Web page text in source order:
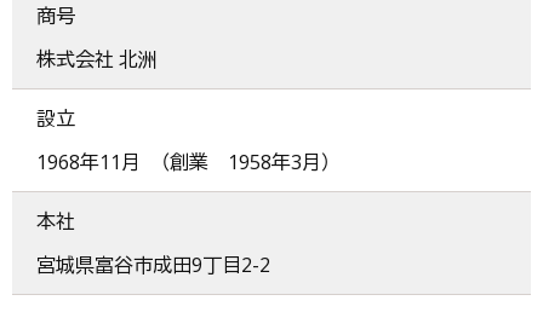
商号
株式会社 北洲
設立
1968年11月 （創業 1958年3月）
本社
宮城県富谷市成田9丁目2-2